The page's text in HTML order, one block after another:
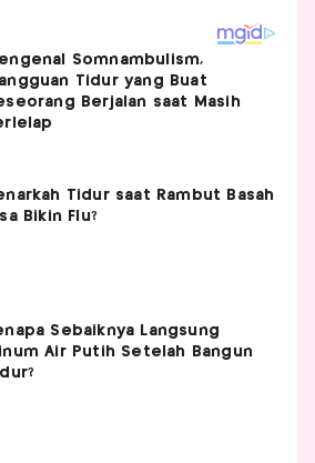
Somnambulism,
Tidur yang Buat
Berjalan saat Masih
Tidur saat Rambut Basah
Bikin Flu?
Sebaiknya Langsung
Air Putih Setelah Bangun